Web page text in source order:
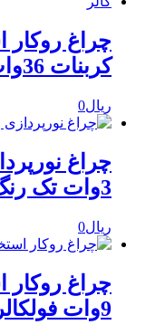
چراغ روکار
کربنات 36وات فول کالر
ریال0
چراغ
3وات تک رنگ
ریال0
چراغ روکار
9وات فولکالر